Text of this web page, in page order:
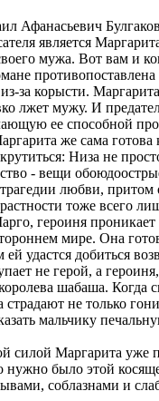
Афанасьевич
является
мужа. Вот вам и
за корысти.
лжет мужу. И
ее способной
же сама
Низа не
- вещи
любви,
тоже всего
героиня
мире. Она
удастся добиться
не герой, а
королева шабаша.
не только
мальчику
силой Маргарита уже
было этой
соблазнами и